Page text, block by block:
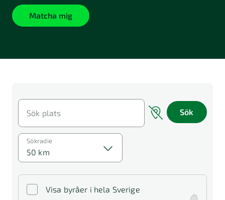
Matcha mig
Sök plats Sök
Visa byråer i hela Sverige
Sökradie
50 km